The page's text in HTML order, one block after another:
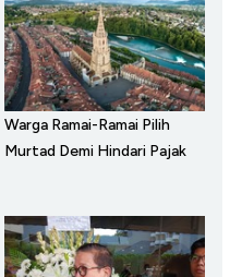
Warga Ramai-Ramai Pilih
Murtad Demi Hindari Pajak